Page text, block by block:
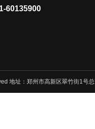
60135900
地址：郑州市高新区翠竹街1